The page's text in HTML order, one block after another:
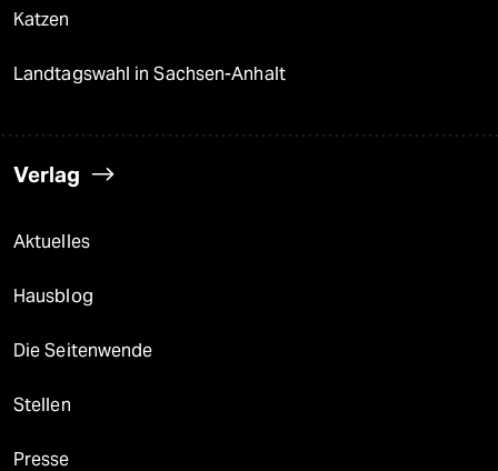
Katzen
Landtagswahl in Sachsen-Anhalt
Verlag
Aktuelles
Hausblog
Die Seitenwende
Stellen
Presse